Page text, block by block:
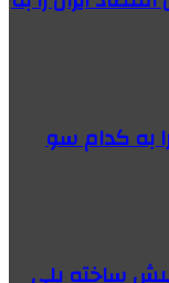
به کدام سو